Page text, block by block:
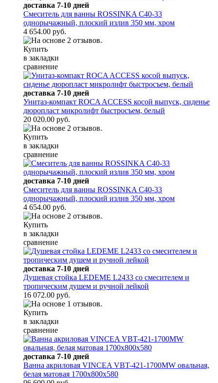
доставка 7-10 дней
Смеситель для ванны ROSSINKA C40-33
однорычажный, плоский излив 350 мм, хром
4 654.00 руб.
Купить
в закладки
сравнение
доставка 7-10 дней
Унитаз-компакт ROCA ACCESS косой выпуск, сиденье
дюропласт микролифт быстросъем, белый
20 020.00 руб.
Купить
в закладки
сравнение
доставка 7-10 дней
Смеситель для ванны ROSSINKA C40-33
однорычажный, плоский излив 350 мм, хром
4 654.00 руб.
Купить
в закладки
сравнение
доставка 7-10 дней
Душевая стойка LEDEME L2433 со смесителем и
тропическим душем и ручной лейкой
16 072.00 руб.
Купить
в закладки
сравнение
доставка 7-10 дней
Ванна акриловая VINCEA VBT-421-1700MW овальная,
белая матовая 1700x800x580